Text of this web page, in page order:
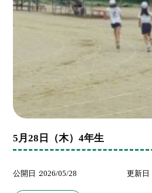
5月28日（木）4年生
公開日 2026/05/28 更新日